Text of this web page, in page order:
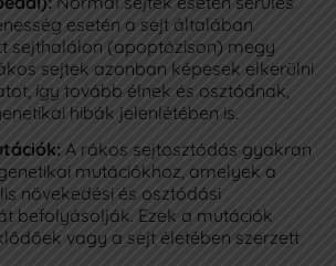
utca 34.
esetén a sejt általában
sejthalálon (apoptózison) megy
sejtek azonban képesek elkerülni
így tovább élnek és osztódnak,
hibák jelenlétében is.
A rákos sejtosztódás gyakran
mutációkhoz, amelyek a
növekedési és osztódási
befolyásolják. Ezek a mutációk
vagy a sejt életében szerzett